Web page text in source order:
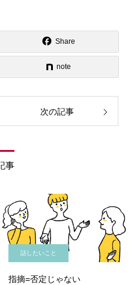
Share
note
次の記事
事
話したいこと
指摘=否定じゃない